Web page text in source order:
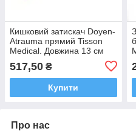
Кишковий затискач Doyen-
Atrauma прямий Tisson
Medical. Довжина 13 см
517,50 ₴
Купити
Про нас